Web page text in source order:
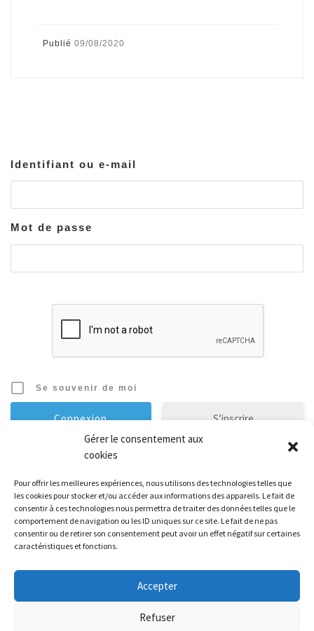
Gérer le consentement aux
cookies
Pour offrir les meilleures expériences, nous utilisons des technologies telles que
les cookies pour stocker et/ou accéder aux informations des appareils. Le fait de
consentir à ces technologies nous permettra de traiter des données telles que le
comportement de navigation ou les ID uniques sur ce site. Le fait de ne pas
consentir ou de retirer son consentement peut avoir un effet négatif sur certaines
caractéristiques et fonctions.
Accepter
Refuser
Publié 09/08/2020
Identifiant ou e-mail
Mot de passe
Se souvenir de moi
S’inscrire
Mot de passe oublié ?
Évènements à venir
Il n’y a pas de évènements à venir.
– Tous droits réservés